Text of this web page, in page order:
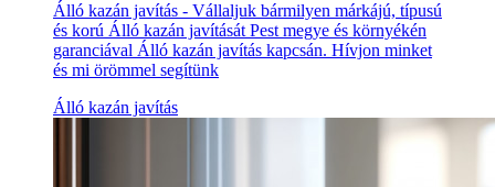
Álló kazán javítás - Vállaljuk bármilyen márkájú, típusú
és korú Álló kazán javítását Pest megye és környékén
garanciával Álló kazán javítás kapcsán. Hívjon minket
és mi örömmel segítünk
Álló kazán javítás